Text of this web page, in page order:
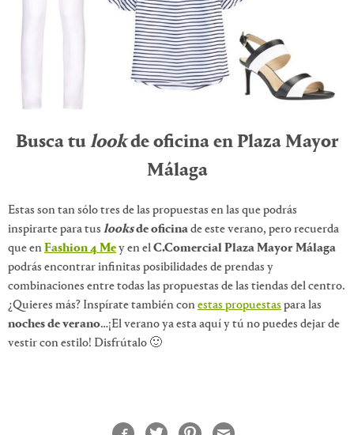
Busca tu lookde oficina en Plaza Mayor
Málaga
Estas son tan sólo tres de las propuestas en las que podrás
inspirarte para tus looksde oficinade este verano, pero recuerda
que enFashion 4 Mey en elC.Comercial Plaza Mayor Málaga
podrás encontrar infinitas posibilidades de prendas y
combinaciones entre todas las propuestas de las tiendas del centro.
¿Quieres más? Inspírate también conestas propuestas para las
noches de verano…¡El verano ya esta aquí y tú no puedes dejar de
vestir con estilo! Disfrútalo 🙂